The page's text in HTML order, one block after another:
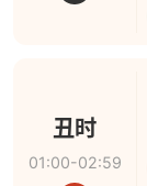
丑时
01:00-02:59